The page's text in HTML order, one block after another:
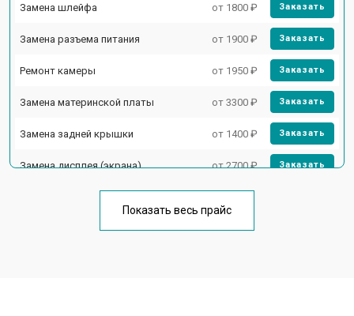
Замена шлейфа от 1800 ₽ Заказать
Замена разъема питания от 1900 ₽ Заказать
Ремонт камеры от 1950 ₽ Заказать
Замена материнской платы от 3300 ₽ Заказать
Замена задней крышки от 1400 ₽ Заказать
Замена дисплея (экрана) от 2700 ₽ Заказать
Замена кнопки включения от 1750 ₽
Показать весь прайс